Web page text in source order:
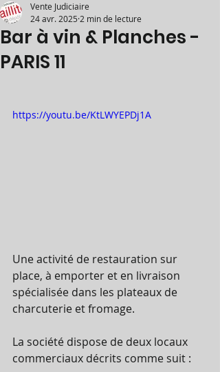
Bar à vin & Planches -
PARIS 11
Vente Judiciaire
24 avr. 2025 2 min de lecture
https://youtu.be/KtLWYEPDj1A
Une activité de restauration sur
place, à emporter et en livraison
spécialisée dans les plateaux de
charcuterie et fromage.
La société dispose de deux locaux
commerciaux décrits comme suit :